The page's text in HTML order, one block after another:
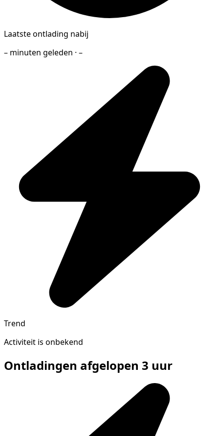
Laatste ontlading nabij
– minuten geleden · –
Trend
Activiteit is onbekend
Ontladingen afgelopen 3 uur